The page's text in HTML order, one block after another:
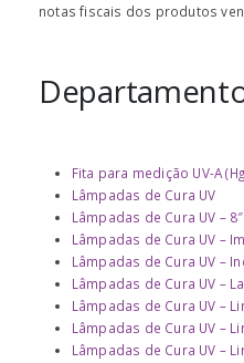
notas fiscais dos produtos
Fita para medição UV-A
Lâmpadas de Cura UV
Lâmpadas de Cura UV – 8″
Lâmpadas de Cura UV –
Lâmpadas de Cura UV –
Lâmpadas de Cura UV –
Lâmpadas de Cura UV –
Lâmpadas de Cura UV –
Lâmpadas de Cura UV –